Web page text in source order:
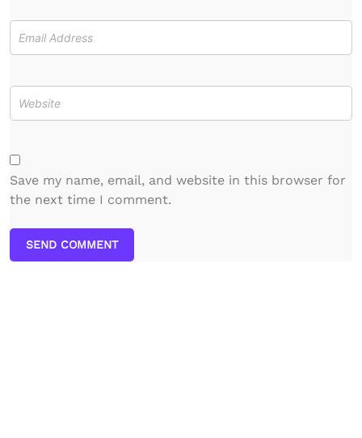
Save my name, email, and website in this browser for
the next time I comment.
SEND COMMENT